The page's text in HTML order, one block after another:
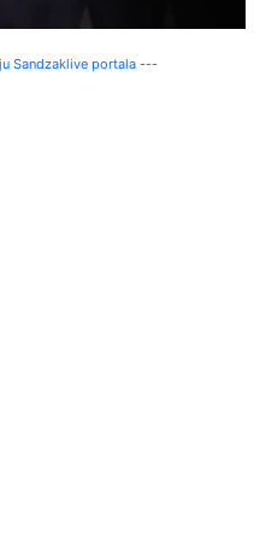
Sandzaklive portala ---